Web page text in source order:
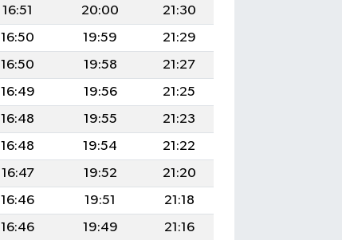
16:51 20:00
21:30
16:50 19:59
21:29
16:50 19:58
21:27
16:49 19:56
21:25
16:48 19:55
21:23
16:48 19:54
21:22
16:47 19:52
21:20
16:46 19:51
21:18
16:46 19:49
21:16